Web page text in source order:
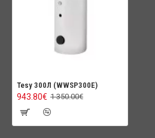
Tesy 300Л (WWSP300E)
943.80€ 1 350.00€